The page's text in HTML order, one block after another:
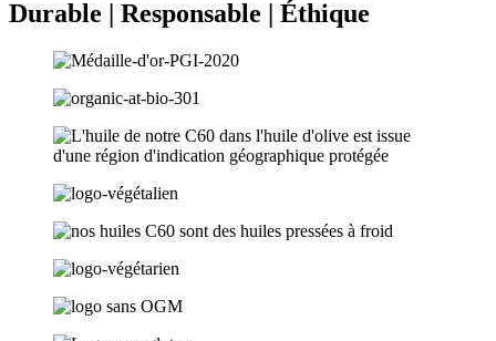
Durable | Responsable | Éthique